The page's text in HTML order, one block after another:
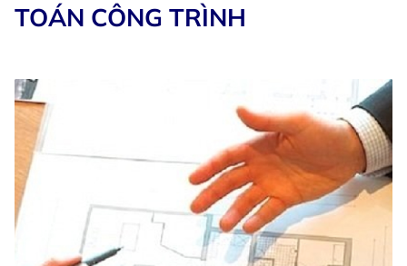
TOÁN CÔNG TRÌNH